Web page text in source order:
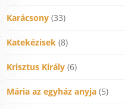
Karácsony (33)
Katekézisek (8)
Krisztus Király (6)
Mária az egyház anyja (5)